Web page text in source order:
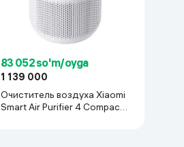
83 052 so'm/oyga
1 139 000
Очиститель воздуха Xiaomi
Smart Air Purifier 4 Compact,